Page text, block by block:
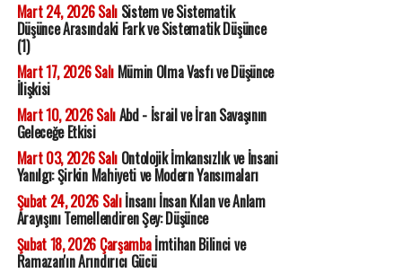
Mart 24, 2026 SalıSistem ve Sistematik
Düşünce Arasındaki Fark ve Sistematik Düşünce
(1)
Mart 17, 2026 SalıMümin Olma Vasfı ve Düşünce
İlişkisi
Mart 10, 2026 SalıAbd - İsrail ve İran Savaşının
Geleceğe Etkisi
Mart 03, 2026 SalıOntolojik İmkansızlık ve İnsani
Yanılgı: Şirkin Mahiyeti ve Modern Yansımaları
Şubat 24, 2026 Salıİnsanı İnsan Kılan ve Anlam
Arayışını Temellendiren Şey: Düşünce
Şubat 18, 2026 Çarşambaİmtihan Bilinci ve
Ramazan'ın Arındırıcı Gücü